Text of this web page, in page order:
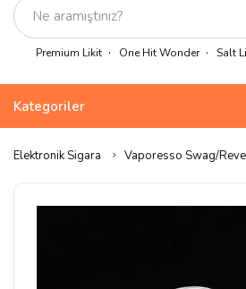
Premium Likit One Hit Wonder Salt
Kategoriler
Elektronik Sigara Vaporesso Swag/